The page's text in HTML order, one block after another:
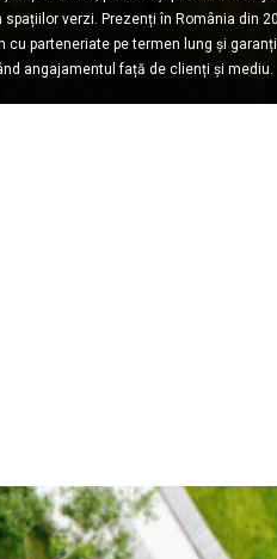
spațiilor verzi. Prezenți în România din
cu parteneriate pe termen lung și
angajamentul față de clienți și mediu.